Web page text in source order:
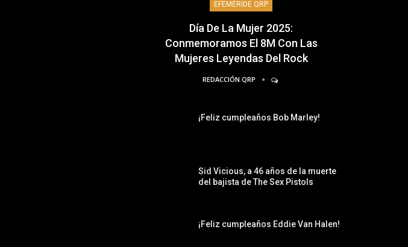
EFEMÉRIDE QRP
Día De La Mujer 2025:
Conmemoramos El 8M Con Las
Mujeres Leyendas Del Rock
REDACCIÓN QRP
¡Feliz cumpleaños Bob Marley!
Sid Vicious, a 46 años de la muerte
del bajista de The Sex Pistols
¡Feliz cumpleaños Eddie Van Halen!